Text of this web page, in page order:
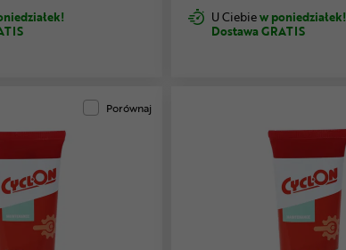
U Ciebiew poniedziałek!
Dostawa GRATIS
Porównaj